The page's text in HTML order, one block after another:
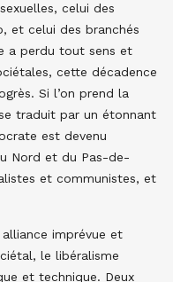
celui des
et celui des branchés
a perdu tout sens et
cette décadence
Si l’on prend la
traduit par un étonnant
est devenu
Nord et du Pas-de-
et communistes, et
imprévue et
le libéralisme
et technique. Deux